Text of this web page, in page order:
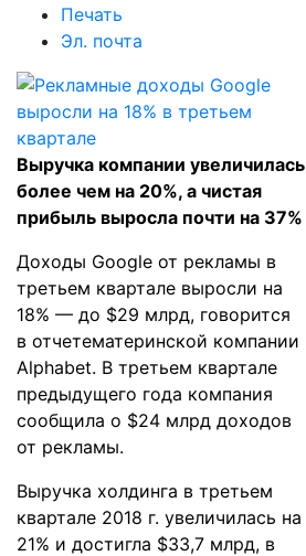
Печать
Эл. почта
Выручка компании увеличилась
более чем на 20%, а чистая
прибыль выросла почти на 37%
Доходы Google от рекламы в
третьем квартале выросли на
18% — до $29 млрд, говорится
в отчетематеринской компании
Alphabet. В третьем квартале
предыдущего года компания
сообщила о $24 млрд доходов
от рекламы.
Выручка холдинга в третьем
квартале 2018 г. увеличилась на
21% и достигла $33,7 млрд, в